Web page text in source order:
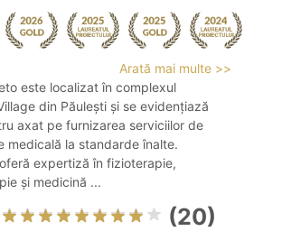
Arată mai multe >>
este localizat în complexul
din Păulești și se evidențiază
axat pe furnizarea serviciilor de
medicală la standarde înalte.
expertiză în fizioterapie,
și medicină ...
(20)